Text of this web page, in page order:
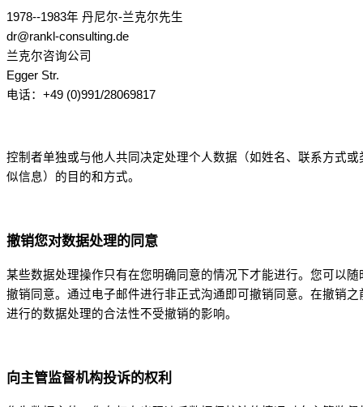
1978--1983年 丹尼尔-兰克尔先生
dr@rankl-consulting.de
兰克尔咨询公司
Egger Str.
电话：+49 (0)991/28069817
控制者单独或与他人共同决定处理个人数据（如姓名、联系方式或
似信息）的目的和方式。
撤销您对数据处理的同意
某些数据处理操作只有在您明确同意的情况下才能进行。您可以随
撤销同意。通过电子邮件进行非正式沟通即可撤销同意。在撤销之
进行的数据处理的合法性不受撤销的影响。
向主管监督机构投诉的权利